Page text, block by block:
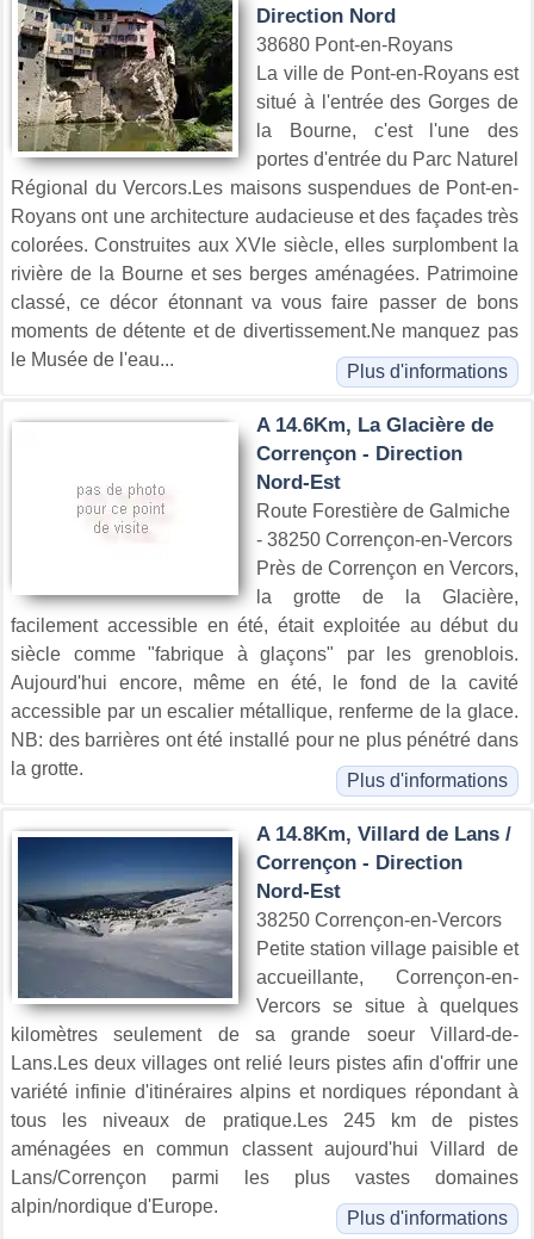
Direction Nord
38680 Pont-en-Royans
La ville de Pont-en-Royans est
situé à l'entrée des Gorges de
la Bourne, c'est l'une des
portes d'entrée du Parc Naturel
Régional du Vercors.Les maisons suspendues de Pont-en-
Royans ont une architecture audacieuse et des façades très
colorées. Construites aux XVIe siècle, elles surplombent la
rivière de la Bourne et ses berges aménagées. Patrimoine
classé, ce décor étonnant va vous faire passer de bons
moments de détente et de divertissement.Ne manquez pas
le Musée de l'eau...
Plus d'informations
A 14.6Km, La Glacière de
Corrençon - Direction
Nord-Est
Route Forestière de Galmiche
- 38250 Corrençon-en-Vercors
Près de Corrençon en Vercors,
la grotte de la Glacière,
facilement accessible en été, était exploitée au début du
siècle comme "fabrique à glaçons" par les grenoblois.
Aujourd'hui encore, même en été, le fond de la cavité
accessible par un escalier métallique, renferme de la glace.
NB: des barrières ont été installé pour ne plus pénétré dans
la grotte.
Plus d'informations
A 14.8Km, Villard de Lans /
Corrençon - Direction
Nord-Est
38250 Corrençon-en-Vercors
Petite station village paisible et
accueillante, Corrençon-en-
Vercors se situe à quelques
kilomètres seulement de sa grande soeur Villard-de-
Lans.Les deux villages ont relié leurs pistes afin d'offrir une
variété infinie d'itinéraires alpins et nordiques répondant à
tous les niveaux de pratique.Les 245 km de pistes
aménagées en commun classent aujourd'hui Villard de
Lans/Corrençon parmi les plus vastes domaines
alpin/nordique d'Europe.
Plus d'informations